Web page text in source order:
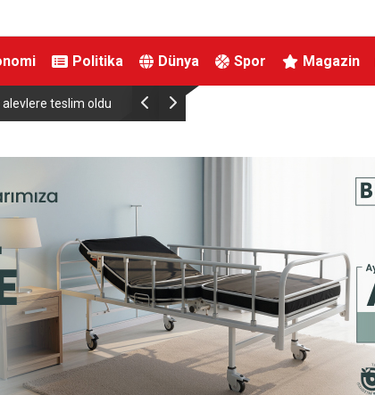
Politika Dünya Spor Magazin
Down Judo Milli Takımı Dünya Şampiyonu Oldu